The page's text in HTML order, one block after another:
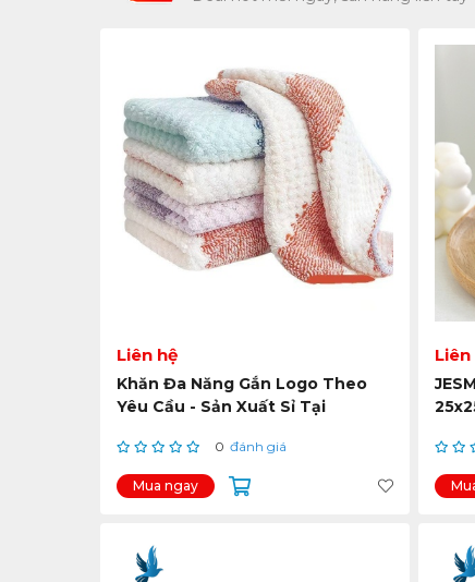
Liên hệ
Khăn Đa Năng Gắn Logo Theo
Yêu Cầu - Sản Xuất Sỉ Tại
Cao
0 đánh giá
Mua ngay
Liên